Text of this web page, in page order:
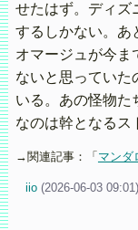
せたはず。ディズ
するしかない。あ
オマージュが今ま
ないと思っていた
いる。あの怪物
なのは幹となるス
→関連記事：「 マンダ
iio (2026-06-03 09:01)